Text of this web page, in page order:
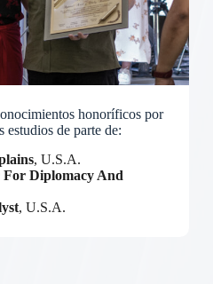
honoríficos por
estudios de parte de:
, U.S.A.
For Diplomacy And
, U.S.A.